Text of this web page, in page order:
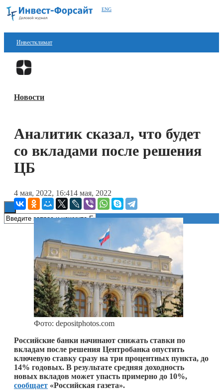
ENG
Инвестклимат
Финансы
Блокчейн
ESG
Новости
Аналитик сказал, что будет
со вкладами после решения
ЦБ
4 мая, 2022, 16:414 мая, 2022
Фото: depositphotos.com
Российские банки начинают снижать ставки по
вкладам после решения Центробанка опустить
ключевую ставку сразу на три процентных пункта, до
14% годовых. В результате средняя доходность
новых вкладов может упасть примерно до 10%,
сообщает «Российская газета».